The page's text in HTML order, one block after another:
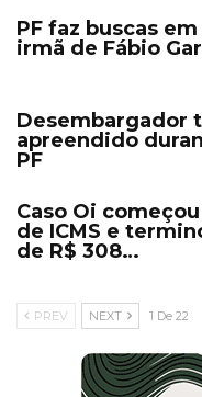
PF faz buscas
irmã de Fábio
Desembargador
apreendido
PF
Caso Oi
de ICMS e
de R$ 308…
PREV NEXT 1 De 22